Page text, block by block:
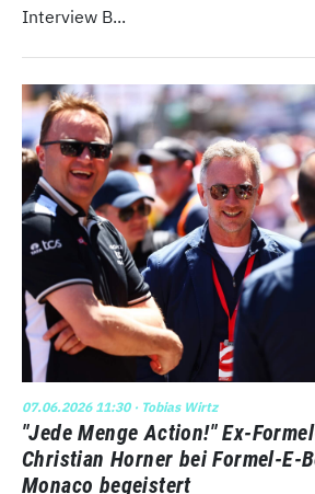
Interview B...
07.06.2026 11:30· Tobias Wirtz
"Jede Menge Action!" Ex-
Christian Horner bei Formel-E-
Monaco begeistert